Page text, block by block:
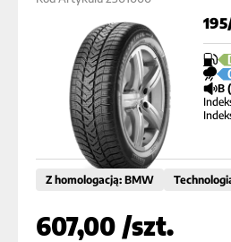
B
Z homologacją: BMW
607,00 /szt.